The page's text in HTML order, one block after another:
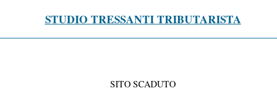
STUDIO TRESSANTI TRIBUTARISTA
SITO SCADUTO